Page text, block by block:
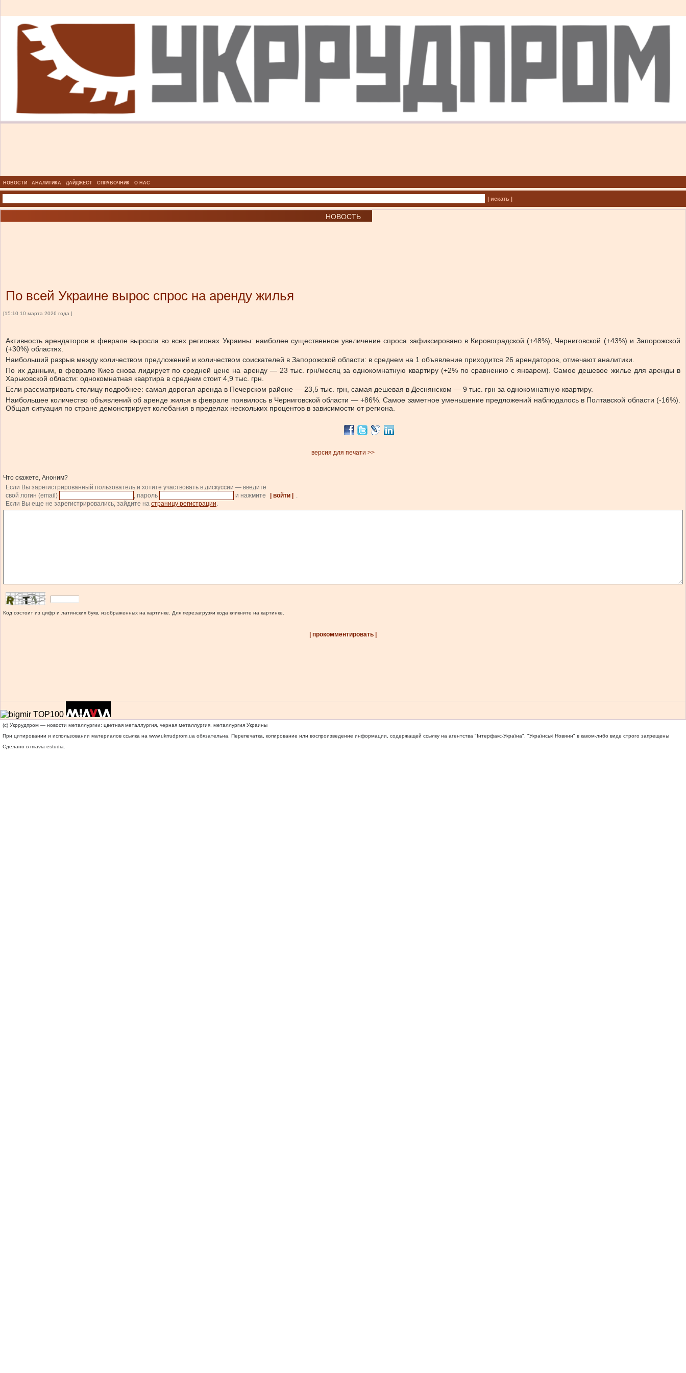
НОВОСТИ АНАЛИТИКА ДАЙДЖЕСТ СПРАВОЧНИК О НАС
| искать |
НОВОСТЬ
По всей Украине вырос спрос на аренду жилья
[15:10 10 марта 2026 года ]
Активность арендаторов в феврале выросла во всех регионах Украины: наиболее существенное увеличение спроса зафиксировано в Кировоградской (+48%), Черниговской (+43%) и Запорожской
(+30%) областях.
Наибольший разрыв между количеством предложений и количеством соискателей в Запорожской области: в среднем на 1 объявление приходится 26 арендаторов, отмечают аналитики.
По их данным, в феврале Киев снова лидирует по средней цене на аренду — 23 тыс. грн/месяц за однокомнатную квартиру (+2% по сравнению с январем). Самое дешевое жилье для аренды в
Харьковской области: однокомнатная квартира в среднем стоит 4,9 тыс. грн.
Если рассматривать столицу подробнее: самая дорогая аренда в Печерском районе — 23,5 тыс. грн, самая дешевая в Деснянском — 9 тыс. грн за однокомнатную квартиру.
Наибольшее количество объявлений об аренде жилья в феврале появилось в Черниговской области — +86%. Самое заметное уменьшение предложений наблюдалось в Полтавской области (-16%).
Общая ситуация по стране демонстрирует колебания в пределах нескольких процентов в зависимости от региона.
версия для печати >>
Что скажете, Аноним?
Если Вы зарегистрированный пользователь и хотите участвовать в дискуссии — введите
свой логин (email)
, пароль и нажмите | войти |
.
Если Вы еще не зарегистрировались, зайдите на страницу регистрации.
Код состоит из цифр и латинских букв, изображенных на картинке. Для перезагрузки кода кликните на картинке.
| прокомментировать |
(c) Укррудпром — новости металлургии: цветная металлургия, черная металлургия, металлургия Украины
При цитировании и использовании материалов ссылка на www.ukrrudprom.ua обязательна. Перепечатка, копирование или воспроизведение информации, содержащей ссылку на агентства "Iнтерфакс-Україна", "Українськi Новини" в каком-либо виде строго запрещены
Сделано в miavia estudia.